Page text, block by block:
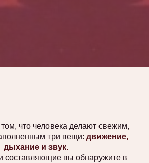
что человека делают свежим,
три вещи: движение,
дыхание и звук.
составляющие вы обнаружите в